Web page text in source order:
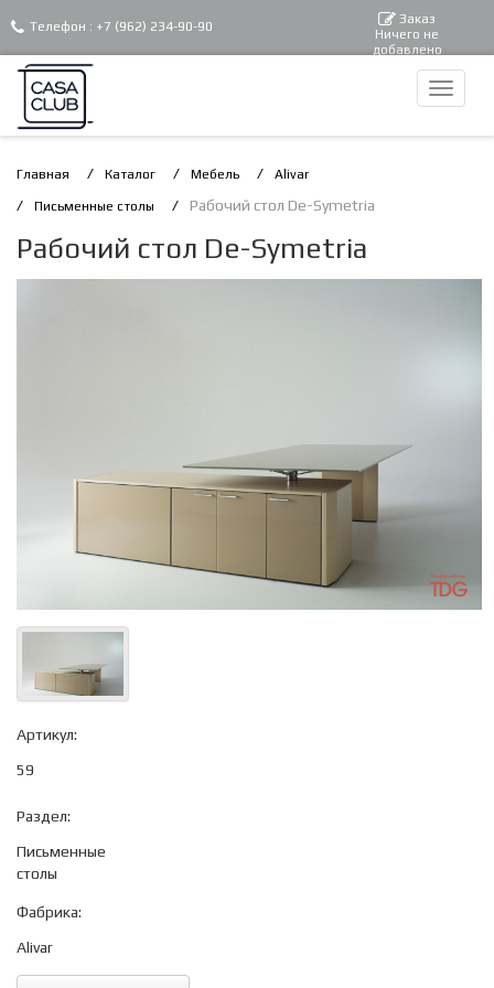
Телефон : +7 (962) 234-90-90 Заказ
Ничего не
добавлено
Главная Каталог Мебель Alivar
Письменные столы Рабочий стол De-Symetria
Рабочий стол De-Symetria
Артикул:
59
Раздел:
Письменные
столы
Фабрика:
Alivar